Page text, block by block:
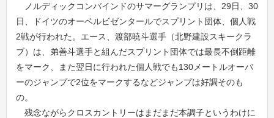
ノルディックコンバインドのサマーグランプリは、29日、30
日、ドイツのオーベルビゼンタールでスプリント団体、個人戦
2戦が行われた。エース、渡部暁斗選手（北野建設スキークラ
ブ）は、弟善斗選手と組んだスプリント団体では最長不倒距離
をマーク、また翌日に行われた個人戦でも130メートルオーバ
ーのジャンプで2位をマークするなどジャンプは好調そのも
の。
残念ながらクロスカントリーはまだまだ本調子というわけに